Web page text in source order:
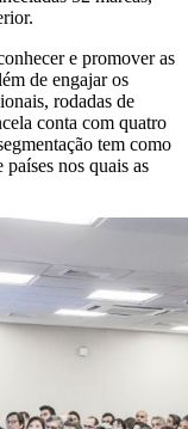
e promover as
de engajar os
rodadas de
conta com quatro
tem como
nos quais as